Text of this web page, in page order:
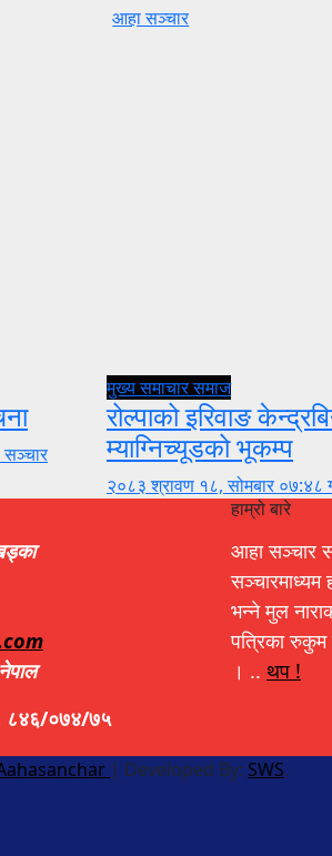
आहा सञ्चार
मुख्य समाचारसमाज
रोल्पाको इरिवाङ
म्याग्निच्यूडको भूकम्प
२०८३ श्रावण १८, सोमबार ०७:४८
: ८४६/०७४/७५
हाम्रो बारे
आहा सञ्चार
सञ्चारमाध्यम
भन्ने मुल
पत्रिका रुकुम
। .. थप !
| Developed By: SWS.